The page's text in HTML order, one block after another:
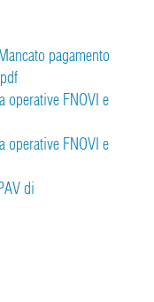
pagamento
FNOVI e
FNOVI e
di